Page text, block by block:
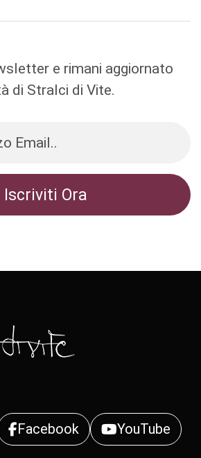
e rimani aggiornato
di Stralci di Vite.
Facebook
YouTube